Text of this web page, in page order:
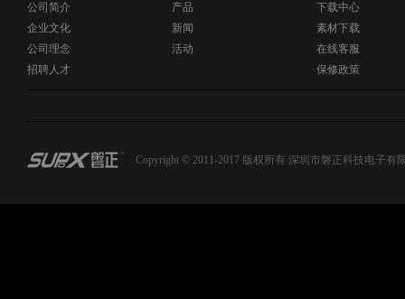
公司简介
企业文化
公司理念
招聘人才
产品
新闻
活动
下载中心
素材下载
在线客服
保修政策
Copyright © 2011-2017 版权所有 深圳市磐正科技电子有